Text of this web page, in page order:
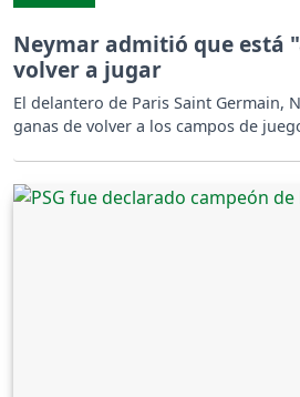
Neymar admitió que está
volver a jugar
El delantero de Paris Saint Germain,
ganas de volver a los campos de